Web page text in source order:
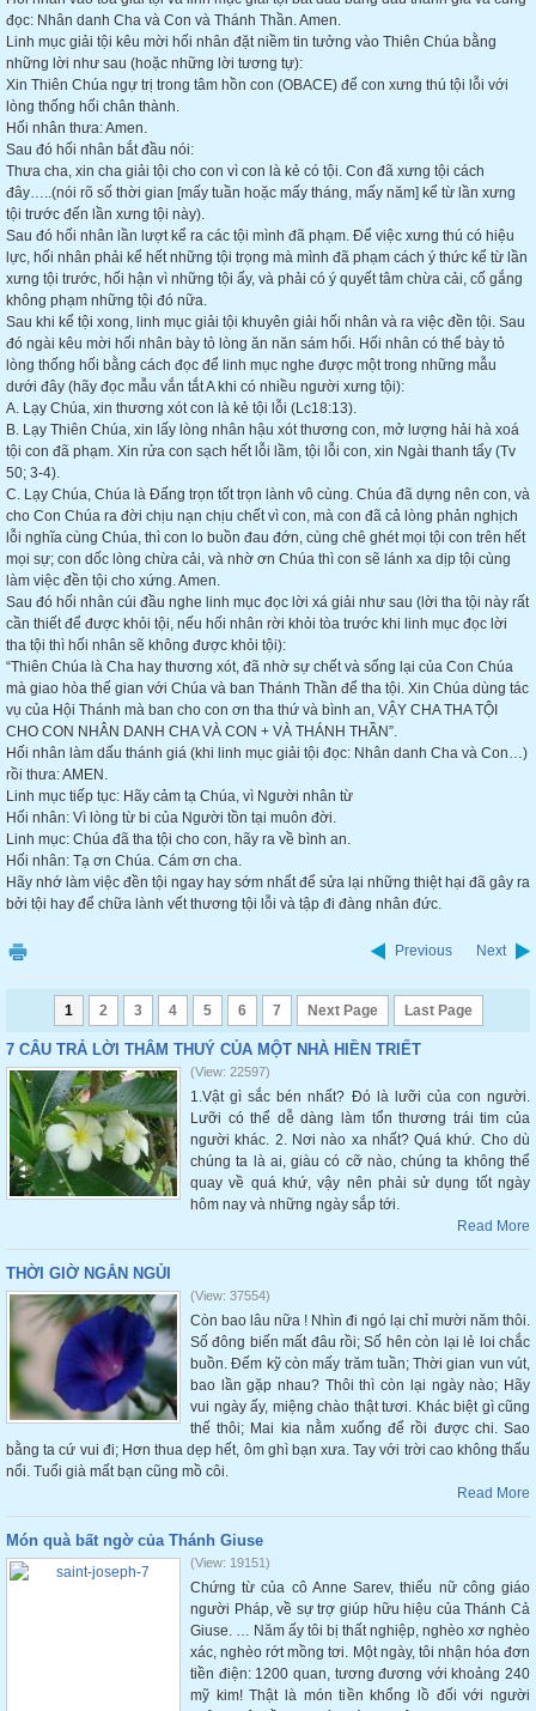
đọc: Nhân danh Cha và Con và Thánh Thần. Amen.
Linh mục giải tội kêu mời hối nhân đặt niềm tin tưởng vào Thiên Chúa bằng
những lời như sau (hoặc những lời tương tự):
Xin Thiên Chúa ngự trị trong tâm hồn con (OBACE) để con xưng thú tội lỗi với
lòng thống hối chân thành.
Hối nhân thưa: Amen.
Sau đó hối nhân bắt đầu nói:
Thưa cha, xin cha giải tội cho con vì con là kẻ có tội. Con đã xưng tội cách
đây…..(nói rõ số thời gian [mấy tuần hoặc mấy tháng, mấy năm] kể từ lần xưng
tội trước đến lần xưng tội này).
Sau đó hối nhân lần lượt kể ra các tội mình đã phạm. Để việc xưng thú có hiệu
lực, hối nhân phải kể hết những tội trọng mà mình đã phạm cách ý thức kể từ lần
xưng tội trước, hối hận vì những tội ấy, và phải có ý quyết tâm chừa cải, cố gắng
không phạm những tội đó nữa.
Sau khi kể tội xong, linh mục giải tội khuyên giải hối nhân và ra việc đền tội. Sau
đó ngài kêu mời hối nhân bày tỏ lòng ăn năn sám hối. Hối nhân có thể bày tỏ
lòng thống hối bằng cách đọc để linh mục nghe được một trong những mẫu
dưới đây (hãy đọc mẫu vắn tắt A khi có nhiều người xưng tội):
A. Lạy Chúa, xin thương xót con là kẻ tội lỗi (Lc18:13).
B. Lạy Thiên Chúa, xin lấy lòng nhân hậu xót thương con, mở lượng hải hà xoá
tội con đã phạm. Xin rửa con sạch hết lỗi lầm, tội lỗi con, xin Ngài thanh tẩy (Tv
50; 3-4).
C. Lạy Chúa, Chúa là Đấng trọn tốt trọn lành vô cùng. Chúa đã dựng nên con, và
cho Con Chúa ra đời chịu nạn chịu chết vì con, mà con đã cả lòng phản nghịch
lỗi nghĩa cùng Chúa, thì con lo buồn đau đớn, cùng chê ghét mọi tội con trên hết
mọi sự; con dốc lòng chừa cải, và nhờ ơn Chúa thì con sẽ lánh xa dịp tội cùng
làm việc đền tội cho xứng. Amen.
Sau đó hối nhân cúi đầu nghe linh mục đọc lời xá giải như sau (lời tha tội này rất
cần thiết để được khỏi tội, nếu hối nhân rời khỏi tòa trước khi linh mục đọc lời
tha tội thì hối nhân sẽ không được khỏi tội):
“Thiên Chúa là Cha hay thương xót, đã nhờ sự chết và sống lại của Con Chúa
mà giao hòa thế gian với Chúa và ban Thánh Thần để tha tội. Xin Chúa dùng tác
vụ của Hội Thánh mà ban cho con ơn tha thứ và bình an, VẬY CHA THA TỘI
CHO CON NHÂN DANH CHA VÀ CON + VÀ THÁNH THẦN”.
Hối nhân làm dấu thánh giá (khi linh mục giải tội đọc: Nhân danh Cha và Con…)
rồi thưa: AMEN.
Linh mục tiếp tục: Hãy cảm tạ Chúa, vì Người nhân từ
Hối nhân: Vì lòng từ bi của Người tồn tại muôn đời.
Linh mục: Chúa đã tha tội cho con, hãy ra về bình an.
Hối nhân: Tạ ơn Chúa. Cám ơn cha.
Hãy nhớ làm việc đền tội ngay hay sớm nhất để sửa lại những thiệt hại đã gây ra
bởi tội hay để chữa lành vết thương tội lỗi và tập đi đàng nhân đức.
Previous Next
1 2 3 4 5 6 7 Next Page Last Page
7 CÂU TRẢ LỜI THÂM THUÝ CỦA MỘT NHÀ HIỀN TRIẾT
(View: 22597)
1.Vật gì sắc bén nhất? Đó là lưỡi của con người.
Lưỡi có thể dễ dàng làm tổn thương trái tim của
người khác. 2. Nơi nào xa nhất? Quá khứ. Cho dù
chúng ta là ai, giàu có cỡ nào, chúng ta không thể
quay về quá khứ, vậy nên phải sử dụng tốt ngày
hôm nay và những ngày sắp tới.
Read More
THỜI GIỜ NGẮN NGỦI
(View: 37554)
Còn bao lâu nữa ! Nhìn đi ngó lại chỉ mười năm thôi.
Số đông biến mất đâu rồi; Số hên còn lại lẻ loi chắc
buồn. Đếm kỹ còn mấy trăm tuần; Thời gian vun vút,
bao lần gặp nhau? Thôi thì còn lại ngày nào; Hãy
vui ngày ấy, miệng chào thật tươi. Khác biệt gì cũng
thế thôi; Mai kia nằm xuống để rồi được chi. Sao
bằng ta cứ vui đi; Hơn thua dẹp hết, ôm ghì bạn xưa. Tay với trời cao không thấu
nổi. Tuổi già mất bạn cũng mồ côi.
Read More
Món quà bất ngờ của Thánh Giuse
(View: 19151)
Chứng từ của cô Anne Sarev, thiếu nữ công giáo
người Pháp, về sự trợ giúp hữu hiệu của Thánh Cả
Giuse. … Năm ấy tôi bị thất nghiệp, nghèo xơ nghèo
xác, nghèo rớt mồng tơi. Một ngày, tôi nhận hóa đơn
tiền điện: 1200 quan, tương đương với khoảng 240
mỹ kim! Thật là món tiền khổng lồ đối với người